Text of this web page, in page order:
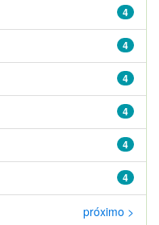
4
4
4
4
4
4
próximo >